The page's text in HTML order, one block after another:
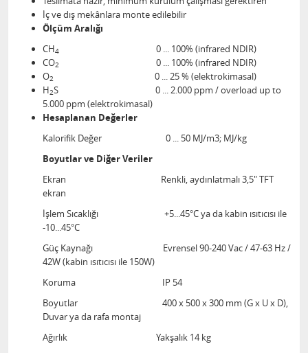
İç ve dış mekânlara monte edilebilir
Ölçüm Aralığı
CH4
0 ... 100% (infrared NDIR)
CO2
0 ... 100% (infrared NDIR)
O2
0 ... 25 % (elektrokimasal)
H2S 0 ... 2.000 ppm / overload up to
5.000 ppm (elektrokimasal)
Hesaplanan Değerler
Kalorifik Değer 0 ... 50 MJ/m3; MJ/kg
Boyutlar ve Diğer Veriler
Ekran Renkli, aydınlatmalı 3,5" TFT
ekran
İşlem Sıcaklığı +5...45°C ya da kabin ısıtıcısı ile
-10...45°C
Güç Kaynağı Evrensel 90-240 Vac / 47-63 Hz /
42W (kabin ısıtıcısı ile 150W)
Koruma IP 54
Boyutlar 400 x 500 x 300 mm (G x U x D),
Duvar ya da rafa montaj
Ağırlık Yakşalık 14 kg